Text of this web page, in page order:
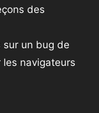
des
sur un bug de
navigateurs